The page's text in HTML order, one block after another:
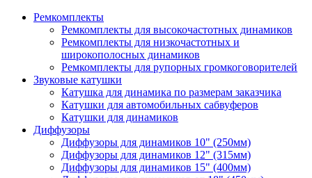
Ремкомплекты
Ремкомплекты для высокочастотных динамиков
Ремкомплекты для низкочастотных и
широкополосных динамиков
Ремкомплекты для рупорных громкоговорителей
Звуковые катушки
Катушка для динамика по размерам заказчика
Катушки для автомобильных сабвуферов
Катушки для динамиков
Диффузоры
Диффузоры для динамиков 10" (250мм)
Диффузоры для динамиков 12" (315мм)
Диффузоры для динамиков 15" (400мм)